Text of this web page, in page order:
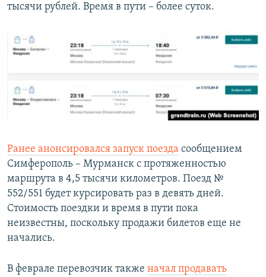
тысячи рублей. Время в пути – более суток.
Ранее анонсировался запуск поезда сообщением
Симферополь – Мурманск с протяженностью
маршрута в 4,5 тысячи километров. Поезд №
552/551 будет курсировать раз в девять дней.
Стоимость поездки и время в пути пока
неизвестны, поскольку продажи билетов еще не
начались.
В феврале перевозчик также начал продавать